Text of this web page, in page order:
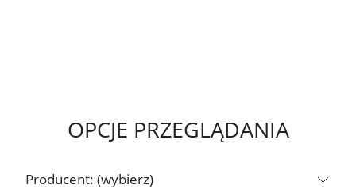
OPCJE PRZEGLĄDANIA
Producent: (wybierz)